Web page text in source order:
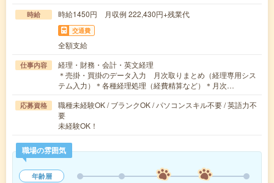
時給 時給1450円 月収例 222,430円+残業代
交通費
全額支給
仕事内容
経理・財務・会計・英文経理
＊売掛・買掛のデータ入力 月次取りまとめ（経理専用シス
テム入力）＊各種経理処理（経費精算など）＊月次…
応募資格
職種未経験OK / ブランクOK / パソコンスキル不要 / 英語力不
要
未経験OK！
職場の雰囲気
年齢層